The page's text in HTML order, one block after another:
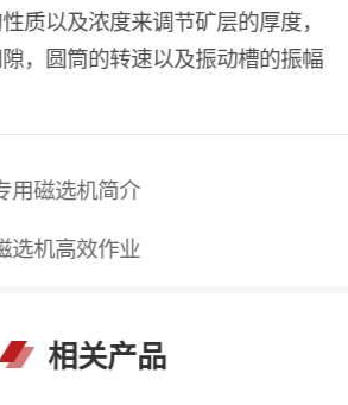
质以及浓度来调节矿层的厚度，
，圆筒的转速以及振动槽的振幅
用磁选机简介
选机高效作业
相关产品